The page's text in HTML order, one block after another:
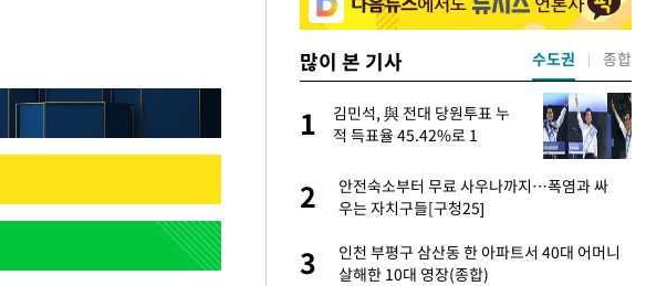
많이 본 기사
김희철, 거꾸로 걸린 광복절
태극기 현수막에 "X돌았네"
팬들 '걱정'
차가원 "○○○ 까면 주변 다 죽어"…전세금
미반환 속 녹취 폭로 파장
1
김민석, 與 전대 당원투표 누
적 득표율 45.42%로 1
(종합2보)
2
안전숙소부터 무료 사우나까지…폭염과 싸
우는 자치구들[구청25]
3
인천 부평구 삼산동 한 아파트서 40대 어머니
살해한 10대 영장(종합)
수도권 종합